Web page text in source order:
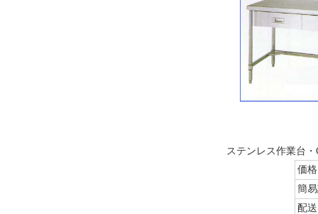
ステンレス作業台
価格
簡
配